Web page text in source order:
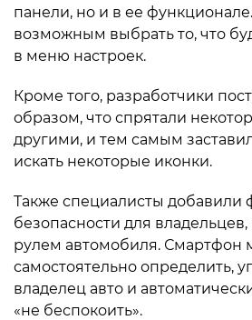
панели, но и в ее
возможным выбрать то, что
в меню настроек.
Кроме того, разработчики
образом, что спрятали
другими, и тем самым
искать некоторые иконки.
Также специалисты добавили
безопасности для
рулем автомобиля. Смартфон
самостоятельно определить,
владелец авто и
«не беспокоить».